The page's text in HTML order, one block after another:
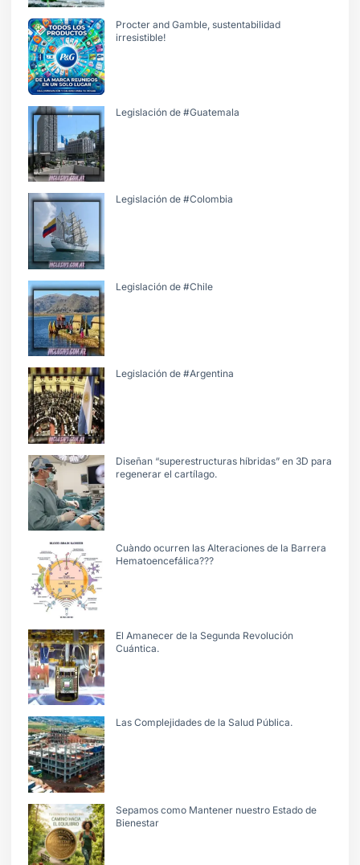
Procter and Gamble, sustentabilidad
irresistible!
Legislación de #Guatemala
Legislación de #Colombia
Legislación de #Chile
Legislación de #Argentina
Diseñan “superestructuras híbridas” en 3D para
regenerar el cartílago.
Cuàndo ocurren las Alteraciones de la Barrera
Hematoencefálica???
El Amanecer de la Segunda Revolución
Cuántica.
Las Complejidades de la Salud Pública.
Sepamos como Mantener nuestro Estado de
Bienestar